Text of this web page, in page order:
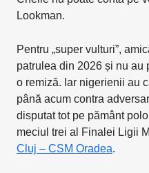
Lookman.
Pentru „super vulturi”,
patrulea din 2026 și nu au
o remiză. Iar nigerienii au
până acum contra
disputat tot pe pământ
meciul trei al Finalei Ligii
Cluj – CSM Oradea.